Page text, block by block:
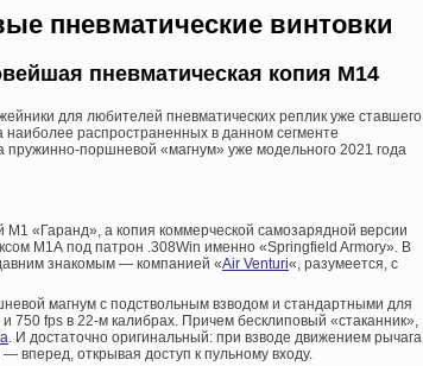
пневматические винтовки
пневматическая копия М14
для любителей пневматических реплик уже ставшего
распространенных в данном сегменте
поршневой «магнум» уже модельного 2021 года
«Гаранд», а копия коммерческой самозарядной версии
М1А под патрон .308Win именно «Springfield Armory». В
знакомым — компанией «Air Venturi«, разумеется, с
магнум с подствольным взводом и стандартными для
750 fps в 22-м калибрах. Причем бесклиповый «стаканник»,
. И достаточно оригинальный: при взводе движением рычага
вперед, открывая доступ к пульному входу.